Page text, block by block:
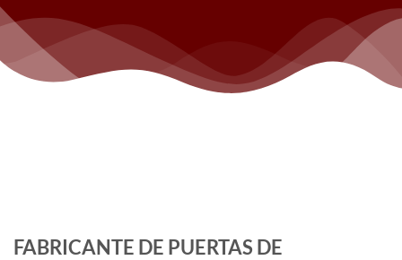
FABRICANTE DE PUERTAS DE